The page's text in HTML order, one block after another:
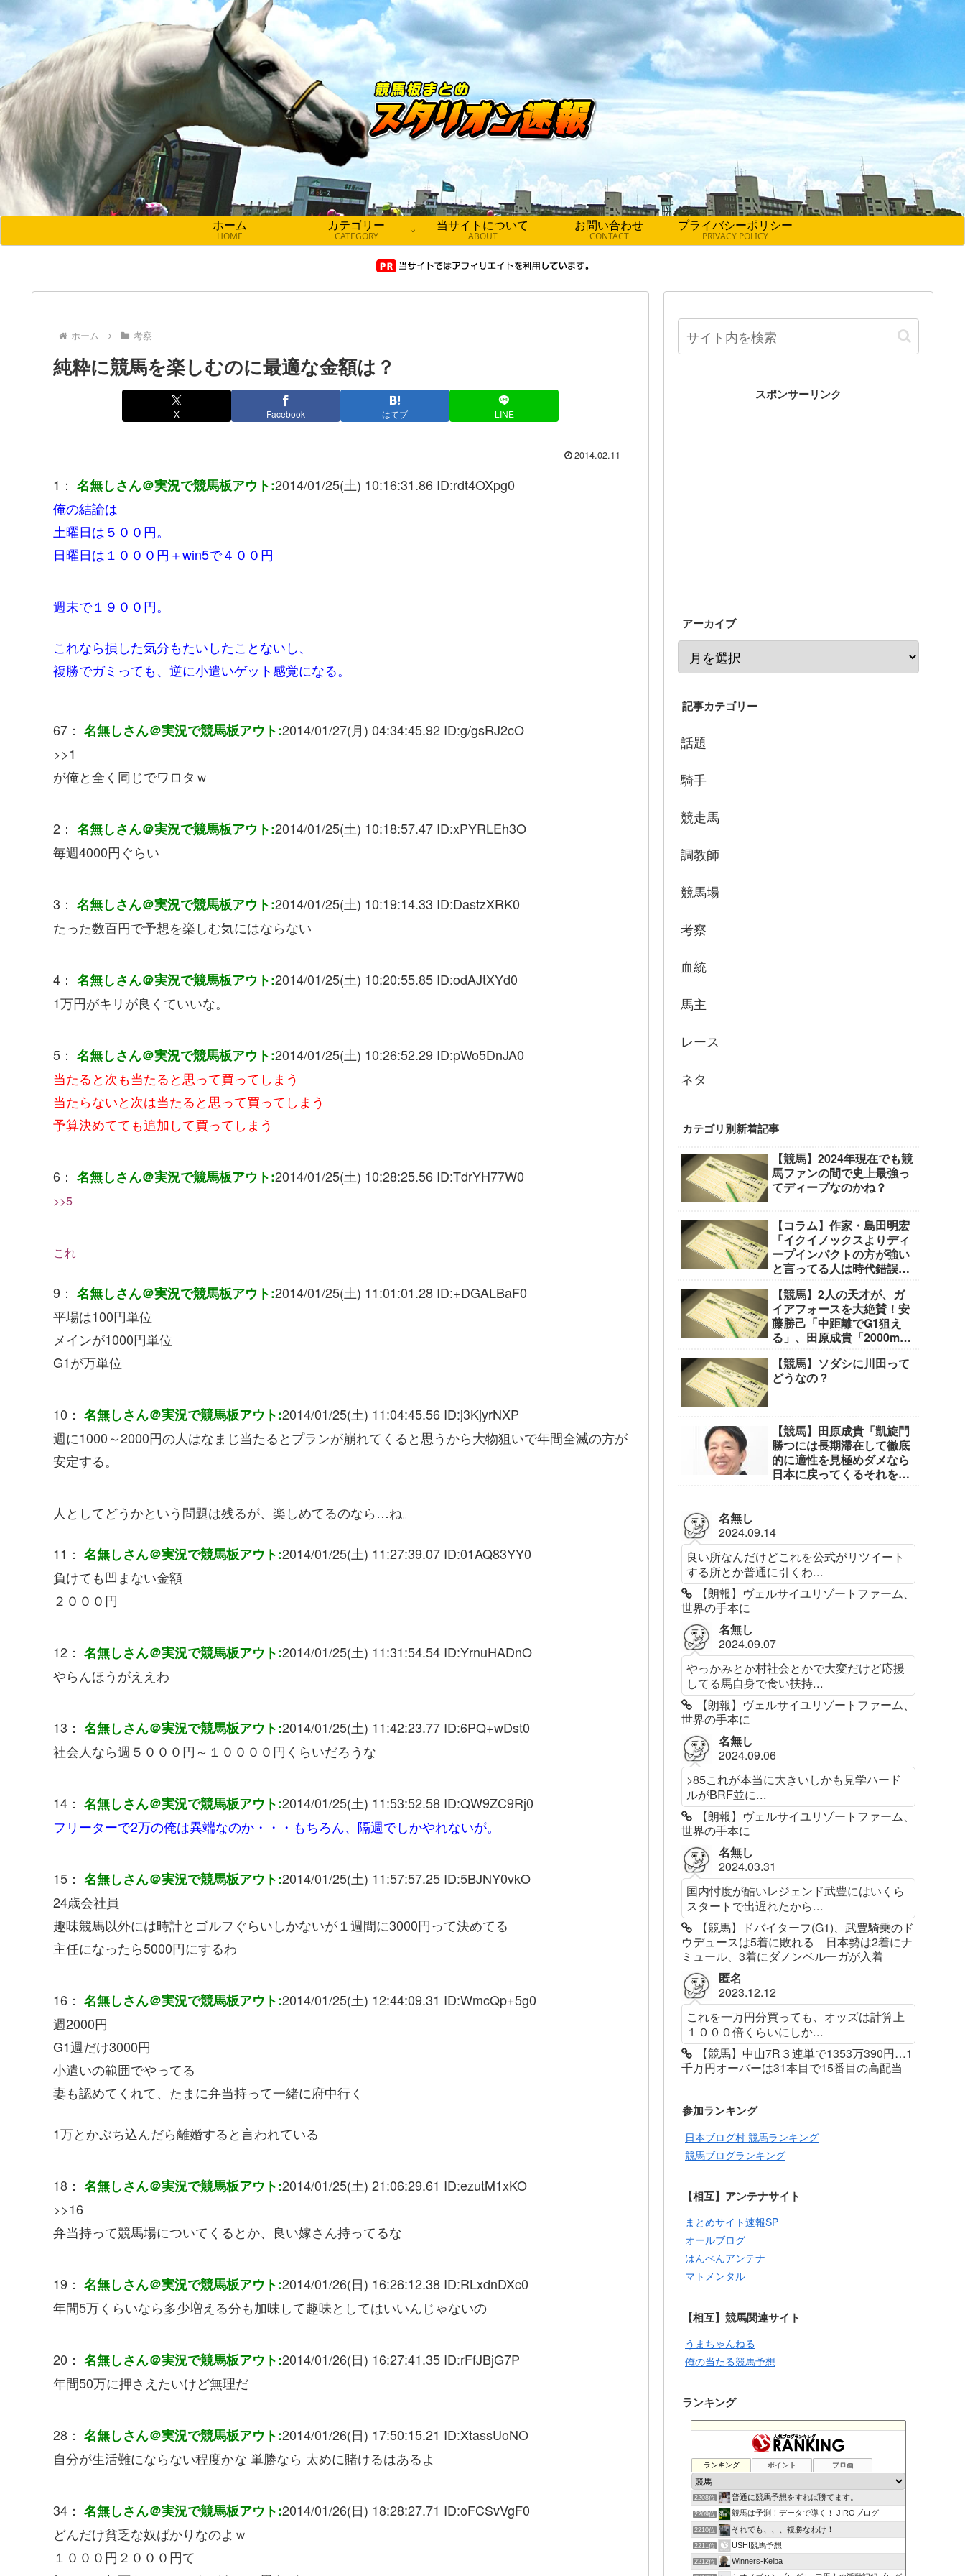
ホーム
HOME
カテゴリー
CATEGORY
当サイトについて
ABOUT
お問い合わせ
CONTACT
プライバシーポリシー
PRIVACY POLICY
ホーム 考察
純粋に競馬を楽しむのに最適な金額は？
X Facebook はてブ LINE
2014.02.11
1： 名無しさん＠実況で競馬板アウト:2014/01/25(土) 10:16:31.86 ID:rdt4OXpg0
俺の結論は
土曜日は５００円。
日曜日は１０００円＋win5で４００円
週末で１９００円。
これなら損した気分もたいしたことないし、
複勝でガミっても、逆に小遣いゲット感覚になる。
67： 名無しさん＠実況で競馬板アウト:2014/01/27(月) 04:34:45.92 ID:g/gsRJ2cO
>>1
が俺と全く同じでワロタｗ
2： 名無しさん＠実況で競馬板アウト:2014/01/25(土) 10:18:57.47 ID:xPYRLEh3O
毎週4000円ぐらい
3： 名無しさん＠実況で競馬板アウト:2014/01/25(土) 10:19:14.33 ID:DastzXRK0
たった数百円で予想を楽しむ気にはならない
4： 名無しさん＠実況で競馬板アウト:2014/01/25(土) 10:20:55.85 ID:odAJtXYd0
1万円がキリが良くていいな。
5： 名無しさん＠実況で競馬板アウト:2014/01/25(土) 10:26:52.29 ID:pWo5DnJA0
当たると次も当たると思って買ってしまう
当たらないと次は当たると思って買ってしまう
予算決めてても追加して買ってしまう
6： 名無しさん＠実況で競馬板アウト:2014/01/25(土) 10:28:25.56 ID:TdrYH77W0
>>5
これ
9： 名無しさん＠実況で競馬板アウト:2014/01/25(土) 11:01:01.28 ID:+DGALBaF0
平場は100円単位
メインが1000円単位
G1が万単位
10： 名無しさん＠実況で競馬板アウト:2014/01/25(土) 11:04:45.56 ID:j3KjyrNXP
週に1000～2000円の人はなまじ当たるとプランが崩れてくると思うから大物狙いで年間全滅の方が
安定する。
人としてどうかという問題は残るが、楽しめてるのなら…ね。
11： 名無しさん＠実況で競馬板アウト:2014/01/25(土) 11:27:39.07 ID:01AQ83YY0
負けても凹まない金額
２０００円
12： 名無しさん＠実況で競馬板アウト:2014/01/25(土) 11:31:54.54 ID:YrnuHADnO
やらんほうがええわ
13： 名無しさん＠実況で競馬板アウト:2014/01/25(土) 11:42:23.77 ID:6PQ+wDst0
社会人なら週５０００円～１００００円くらいだろうな
14： 名無しさん＠実況で競馬板アウト:2014/01/25(土) 11:53:52.58 ID:QW9ZC9Rj0
フリーターで2万の俺は異端なのか・・・もちろん、隔週でしかやれないが。
15： 名無しさん＠実況で競馬板アウト:2014/01/25(土) 11:57:57.25 ID:5BJNY0vkO
24歳会社員
趣味競馬以外には時計とゴルフぐらいしかないが１週間に3000円って決めてる
主任になったら5000円にするわ
16： 名無しさん＠実況で競馬板アウト:2014/01/25(土) 12:44:09.31 ID:WmcQp+5g0
週2000円
G1週だけ3000円
小遣いの範囲でやってる
妻も認めてくれて、たまに弁当持って一緒に府中行く
1万とかぶち込んだら離婚すると言われている
18： 名無しさん＠実況で競馬板アウト:2014/01/25(土) 21:06:29.61 ID:ezutM1xKO
>>16
弁当持って競馬場についてくるとか、良い嫁さん持ってるな
19： 名無しさん＠実況で競馬板アウト:2014/01/26(日) 16:26:12.38 ID:RLxdnDXc0
年間5万くらいなら多少増える分も加味して趣味としてはいいんじゃないの
20： 名無しさん＠実況で競馬板アウト:2014/01/26(日) 16:27:41.35 ID:rFfJBjG7P
年間50万に押さえたいけど無理だ
28： 名無しさん＠実況で競馬板アウト:2014/01/26(日) 17:50:15.21 ID:XtassUoNO
自分が生活難にならない程度かな 単勝なら 太めに賭けるはあるよ
34： 名無しさん＠実況で競馬板アウト:2014/01/26(日) 18:28:27.71 ID:oFCSvVgF0
どんだけ貧乏な奴ばかりなのよｗ
１０００円２０００円て
スポンサーリンク
アーカイブ
記事カテゴリー
話題
騎手
競走馬
調教師
競馬場
考察
血統
馬主
レース
ネタ
カテゴリ別新着記事
【競馬】2024年現在でも競
馬ファンの間で史上最強っ
てディープなのかね？
【コラム】作家・島田明宏
「イクイノックスよりディ
ープインパクトの方が強い
と言ってる人は時代錯誤の
【競馬】2人の天才が、ガ
イアフォースを大絶賛！安
藤勝己「中距離でG1狙え
る」、田原成貴「2000mな
【競馬】ソダシに川田って
どうなの？
【競馬】田原成貴「凱旋門
勝つには長期滞在して徹底
的に適性を見極めダメなら
日本に戻ってくるそれを繰
名無し
2024.09.14
良い所なんだけどこれを公式がリツイート
する所とか普通に引くわ...
【朗報】ヴェルサイユリゾートファーム、
世界の手本に
名無し
2024.09.07
やっかみとか村社会とかで大変だけど応援
してる馬自身で食い扶持...
【朗報】ヴェルサイユリゾートファーム、
世界の手本に
名無し
2024.09.06
>85これが本当に大きいしかも見学ハード
ルがBRF並に...
【朗報】ヴェルサイユリゾートファーム、
世界の手本に
名無し
2024.03.31
国内忖度が酷いレジェンド武豊にはいくら
スタートで出遅れたから...
【競馬】ドバイターフ(G1)、武豊騎乗のド
ウデュースは5着に敗れる 日本勢は2着にナ
ミュール、3着にダノンベルーガが入着
匿名
2023.12.12
これを一万円分買っても、オッズは計算上
１０００倍くらいにしか...
【競馬】中山7R３連単で1353万390円…1
千万円オーバーは31本目で15番目の高配当
参加ランキング
日本ブログ村 競馬ランキング
競馬ブログランキング
【相互】アンテナサイト
まとめサイト速報SP
オールブログ
はんぺんアンテナ
マトメンタル
【相互】競馬関連サイト
うまちゃんねる
俺の当たる競馬予想
ランキング
ランキング ポイント ブロ画
2208位 普通に競馬予想をすれば勝てます。
2209位 競馬は予測！データで導く！ JIROブログ
2210位 それでも、、、複勝なわけ！
2211位 USHI競馬予想
2212位 Winners-Keiba